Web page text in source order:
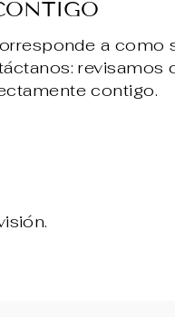
a como
revisamos
contigo.